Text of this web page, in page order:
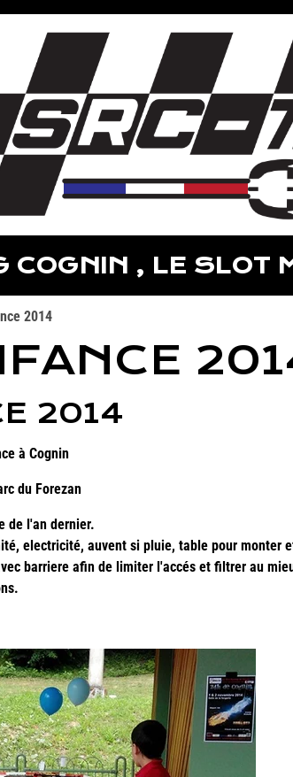
COGNIN , LE SLOT
2014
2014
à Cognin
du Forezan
de l'an dernier.
electricité, auvent si pluie, table pour monter
barriere afin de limiter l'accés et filtrer au